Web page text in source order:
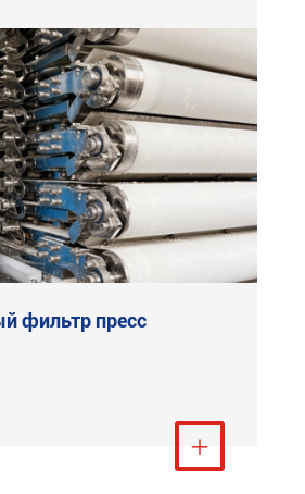
фильтр пресс
Посмотреть ещё
